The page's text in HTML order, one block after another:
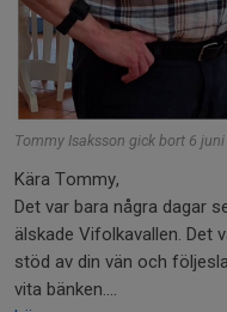
Tommy Isaksson gick bort 6 juni .
Kära Tommy,
Det var bara några dagar
älskade Vifolkavallen. Det
stöd av din vän och
vita bänken....